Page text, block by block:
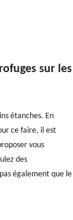
sur les
étanches. En
ce faire, il est
vous
des
également que le